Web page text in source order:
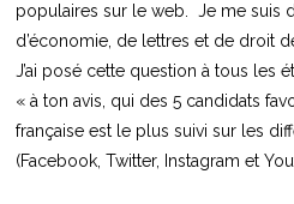
populaires sur le web. Je me suis
d’économie, de lettres et de droit
J’ai posé cette question à tous les
« à ton avis, qui des 5 candidats
française est le plus suivi sur les
(Facebook, Twitter, Instagram et